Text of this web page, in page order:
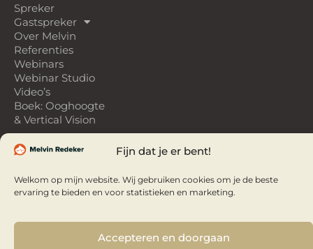
Fijn dat je er bent!
Welkom op mijn website. Wij gebruiken cookies om je de beste
ervaring te bieden en voor statistieken en marketing.
Accepteren en doorgaan
Spreker
Gastspreker
Over Melvin
Referenties
Webinars
Webinar Studio
Video’s
Boek: Ooghoogte
& Vertical Vision
Privacy verklaring |Sitemap